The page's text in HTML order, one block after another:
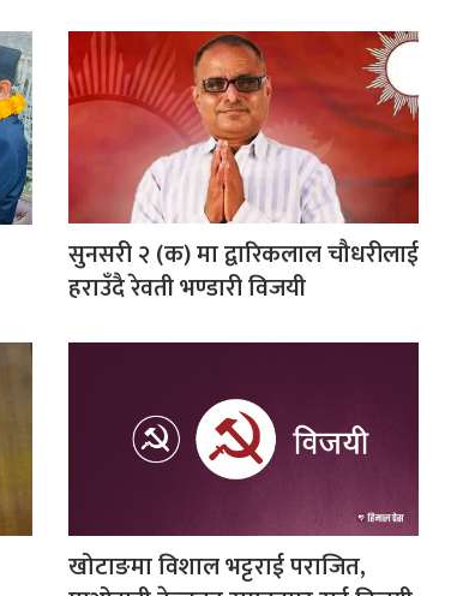
सुनसरी २ (क) मा द्वारिकलाल चौधरीलाई
हराउँदै रेवती भण्डारी विजयी
खोटाङमा विशाल भट्टराई पराजित,